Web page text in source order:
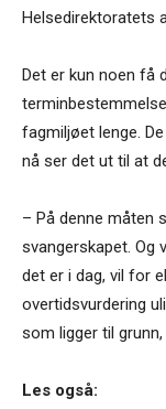
Helsedirektoratets
Det er kun noen få
fagmiljøet lenge.
nå ser det ut til at
– På denne måten
svangerskapet. Og
det er i dag, vil for
overtidsvurdering
som ligger til
Les også: